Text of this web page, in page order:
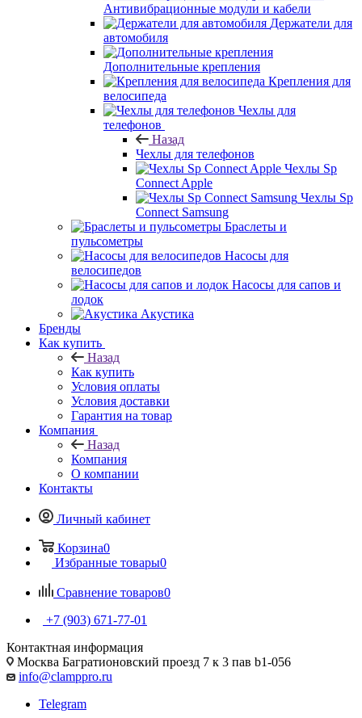
Антивибрационные модули и кабели
Держатели для
автомобиля
Дополнительные крепления
Крепления для
велосипеда
Чехлы для
телефонов
Назад
Чехлы для телефонов
Чехлы Sp
Connect Apple
Чехлы Sp
Connect Samsung
Браслеты и
пульсометры
Насосы для
велосипедов
Насосы для сапов и
лодок
Акустика
Бренды
Как купить
Назад
Как купить
Условия оплаты
Условия доставки
Гарантия на товар
Компания
Назад
Компания
О компании
Контакты
Личный кабинет
Корзина0
Избранные товары0
Сравнение товаров0
+7 (903) 671-77-01
Контактная информация
Москва Багратионовский проезд 7 к 3 пав b1-056
info@clamppro.ru
Telegram